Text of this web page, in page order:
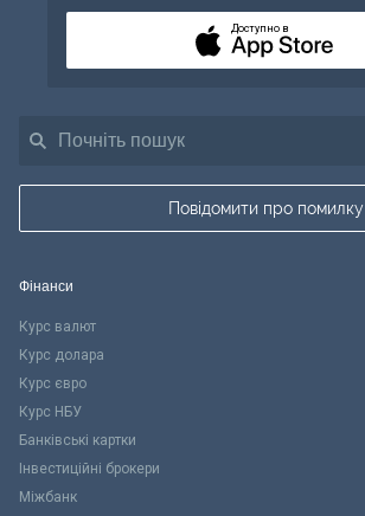
Повідомити про помилку
Доступно в
Фінанси
Курс валют
Курс долара
Курс євро
Курс НБУ
Банківські картки
Інвестиційні брокери
Міжбанк